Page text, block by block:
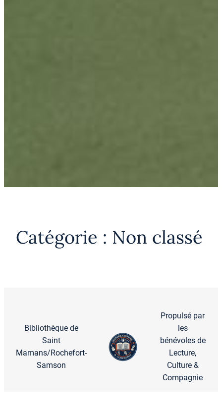
Catégorie : Non classé
Bibliothèque de
Saint
Mamans/Rochefort-
Samson
Propulsé par
les
bénévoles de
Lecture,
Culture &
Compagnie